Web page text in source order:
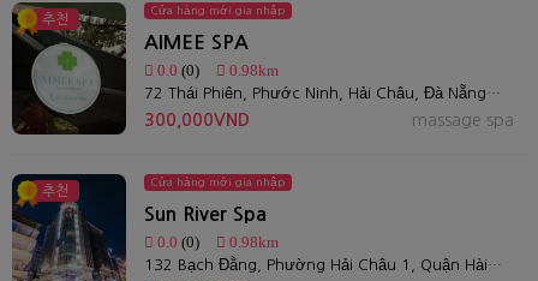
추천
Cửa hàng mới gia nhập
AIMEE SPA
0.0 (0) 0.98km
72 Thái Phiên, Phước Ninh, Hải Châu, Đà Nẵng 550000, Việt Nam
massage spa
300,000VND
추천
Cửa hàng mới gia nhập
Sun River Spa
0.0 (0) 0.98km
132 Bạch Đằng, Phường Hải Châu 1, Quận Hài Châu, Đà Nẵng